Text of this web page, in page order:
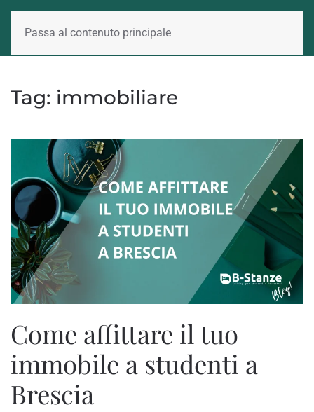
Passa al contenuto principale
Tag: immobiliare
Come affittare il tuo
immobile a studenti a
Brescia